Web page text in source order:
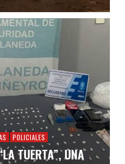
POLICIALES
TUERTA”, UNA